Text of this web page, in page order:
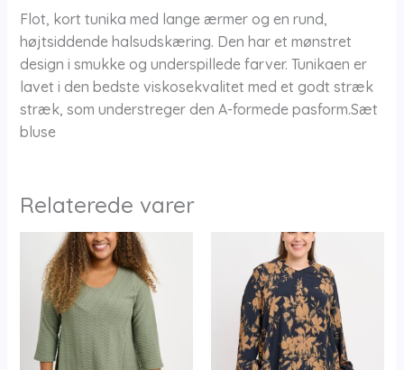
Neuf
antal
Flot, kort tunika med lange ærmer og en rund,
højtsiddende halsudskæring. Den har et mønstret
design i smukke og underspillede farver. Tunikaen er
lavet i den bedste viskosekvalitet med et godt stræk
stræk, som understreger den A-formede pasform.Sæt
bluse
Relaterede varer